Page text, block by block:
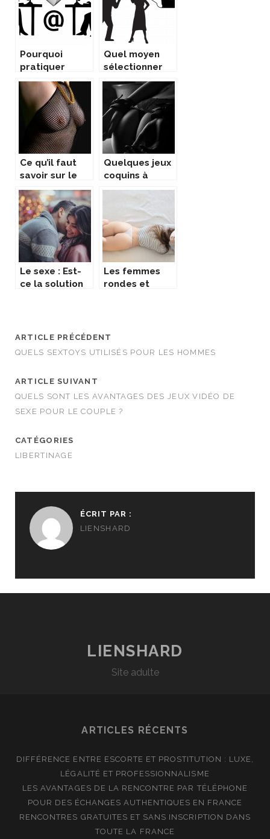
Pourquoi
pratiquer
l’échangisme ?
Quel moyen
sélectionner
pour vivre son
candaulisme ?
Ce qu’il faut
savoir sur le
bondage and
sadomasochis
me
Quelques jeux
coquins à
essayer
Le sexe : Est-
ce la solution
Les femmes
rondes et
preferent ?
ARTICLE PRÉCÉDENT
QUELS SEXTOYS UTILISÉS POUR LES HOMMES
ARTICLE SUIVANT
QUELS SONT LES AVANTAGES DES JEUX VIDÉO DE
SEXE POUR LE COUPLE ?
CATÉGORIES
LIBERTINAGE
ÉCRIT PAR :
LIENSHARD
LIENSHARD
Site adulte
ARTICLES RÉCENTS
DIFFÉRENCE ENTRE ESCORTE ET PROSTITUTION : LUXE,
LÉGALITÉ ET PROFESSIONNALISME
LES AVANTAGES DE LA RENCONTRE PAR TÉLÉPHONE
POUR DES ÉCHANGES AUTHENTIQUES EN FRANCE
RENCONTRES GRATUITES ET SANS INSCRIPTION DANS
TOUTE LA FRANCE